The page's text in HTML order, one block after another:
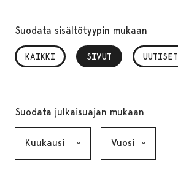
Suodata sisältötyypin mukaan
KAIKKI SIVUT
, VALITTU UUTISET
Suodata julkaisuajan mukaan